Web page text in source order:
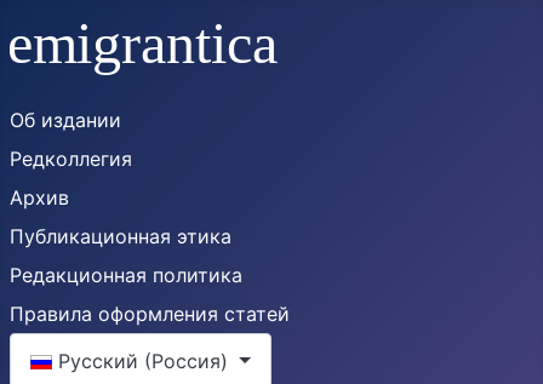
Об издании
Редколлегия
Архив
Публикационная этика
Редакционная политика
Правила оформления статей
Выберите язык
Русский (Россия)